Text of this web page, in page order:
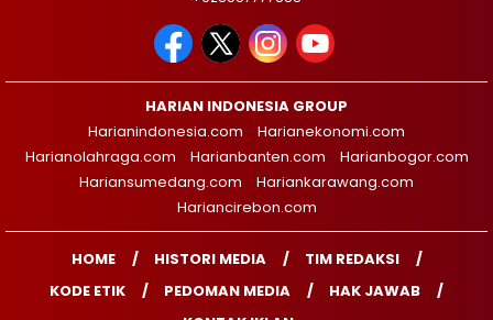
HARIAN INDONESIA GROUP
Harianindonesia.com
Harianekonomi.com
Harianolahraga.com
Harianbanten.com
Harianbogor.com
Hariansumedang.com
Hariankarawang.com
Hariancirebon.com
HOME HISTORI MEDIA
TIM REDAKSI
KODE ETIK
PEDOMAN MEDIA
HAK JAWAB